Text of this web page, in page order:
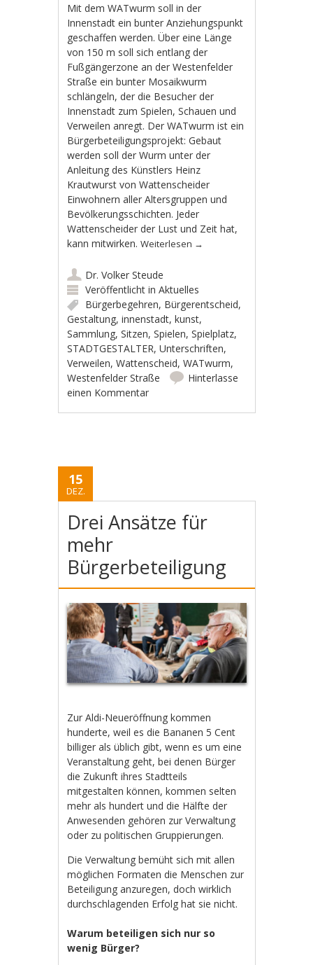
Mit dem WATwurm soll in der
Innenstadt ein bunter Anziehungspunkt
geschaffen werden. Über eine Länge
von 150 m soll sich entlang der
Fußgängerzone an der Westenfelder
Straße ein bunter Mosaikwurm
schlängeln, der die Besucher der
Innenstadt zum Spielen, Schauen und
Verweilen anregt. Der WATwurm ist ein
Bürgerbeteiligungsprojekt: Gebaut
werden soll der Wurm unter der
Anleitung des Künstlers Heinz
Krautwurst von Wattenscheider
Einwohnern aller Altersgruppen und
Bevölkerungsschichten. Jeder
Wattenscheider der Lust und Zeit hat,
kann mitwirken.Weiterlesen →
Dr. Volker Steude
Veröffentlicht inAktuelles
Bürgerbegehren, Bürgerentscheid,
Gestaltung,innenstadt,kunst,
Sammlung,Sitzen,Spielen,Spielplatz,
STADTGESTALTER,Unterschriften,
Verweilen,Wattenscheid,WATwurm,
Westenfelder Straße
Hinterlasse
einen Kommentar
15
DEZ.
Drei Ansätze für
mehr
Bürgerbeteiligung
Zur Aldi-Neueröffnung kommen
hunderte, weil es die Bananen 5 Cent
billiger als üblich gibt, wenn es um eine
Veranstaltung geht, bei denen Bürger
die Zukunft ihres Stadtteils
mitgestalten können, kommen selten
mehr als hundert und die Hälfte der
Anwesenden gehören zur Verwaltung
oder zu politischen Gruppierungen.
Die Verwaltung bemüht sich mit allen
möglichen Formaten die Menschen zur
Beteiligung anzuregen, doch wirklich
durchschlagenden Erfolg hat sie nicht.
Warum beteiligen sich nur so
wenig Bürger?